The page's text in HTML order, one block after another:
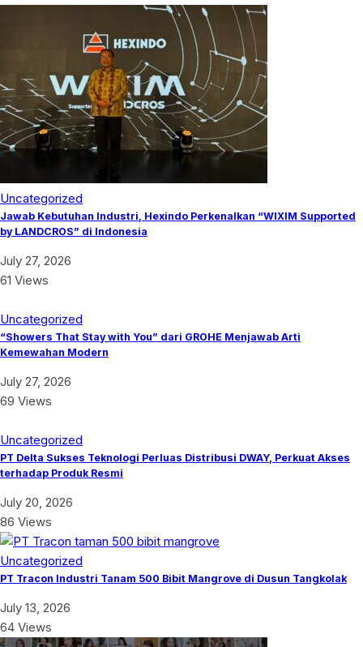
Uncategorized
Jawab Kebutuhan Industri, Hexindo Perkenalkan “WIXIM Supported
by LANDCROS” di Indonesia
July 27, 2026
61 Views
Uncategorized
“Showers That Stay with You” dari GROHE Menjawab Arti
Kemewahan Modern
July 27, 2026
69 Views
Uncategorized
PT Delta Sukses Teknologi Perluas Distribusi DWAY, Perkuat Akses
terhadap Produk Resmi
July 20, 2026
86 Views
Uncategorized
PT Tracon Industri Tanam 500 Bibit Mangrove di Dusun Tangkolak
July 13, 2026
64 Views